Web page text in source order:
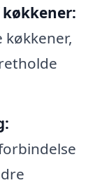
køkkener,